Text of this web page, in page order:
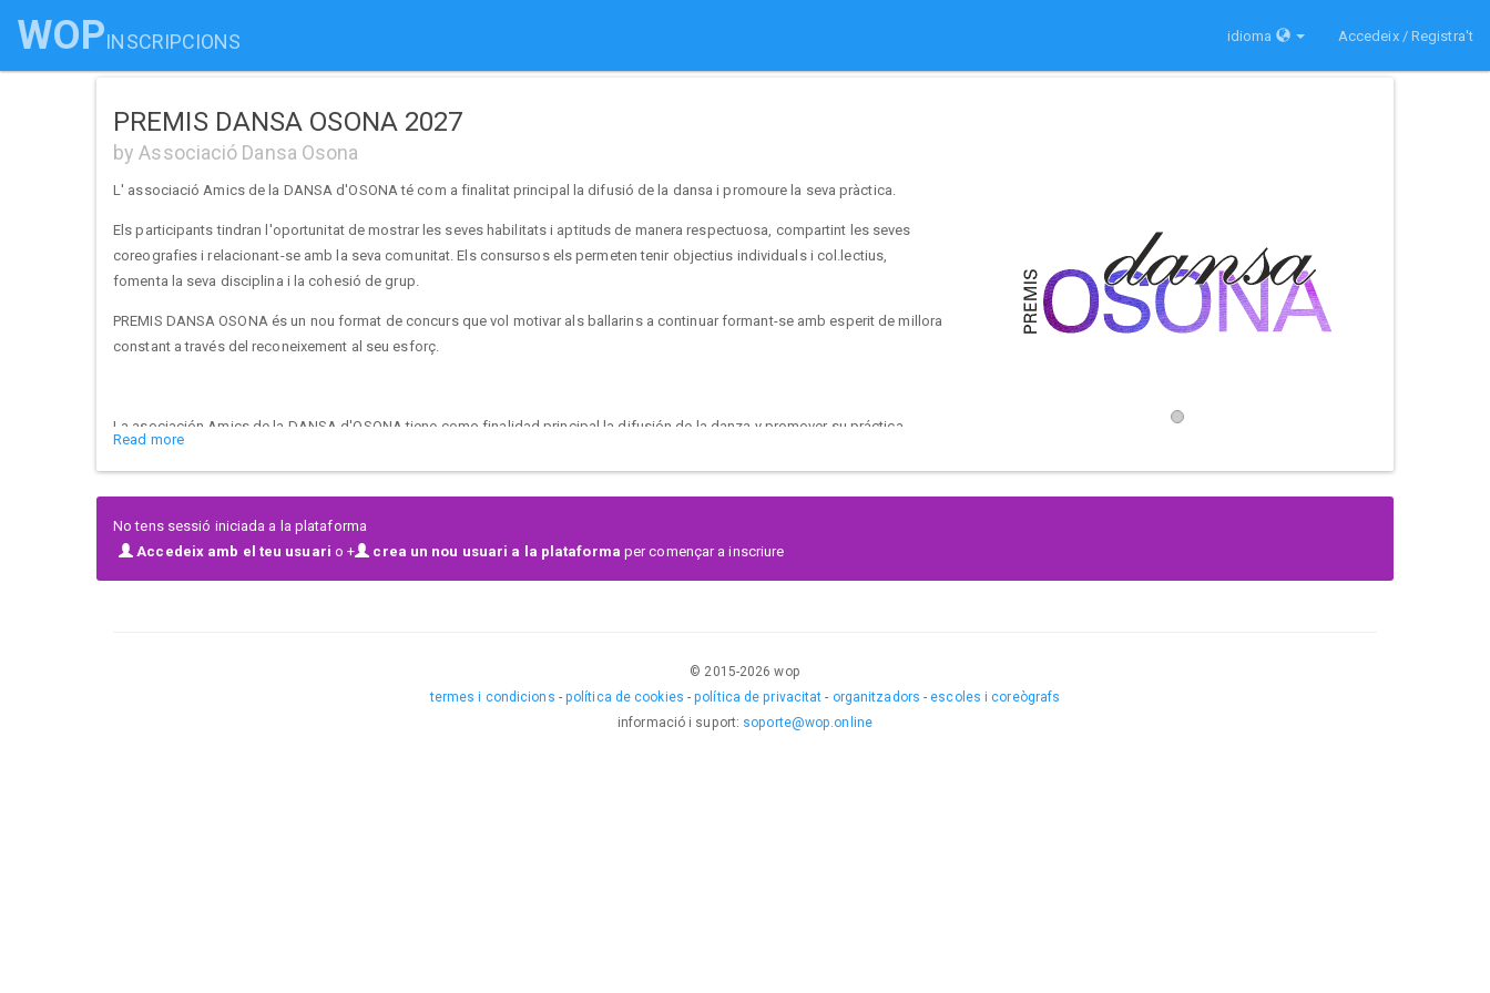
WOPINSCRIPCIONS idioma Accedeix / Registra't
PREMIS DANSA OSONA 2027
by Associació Dansa Osona
L' associació Amics de la DANSA d'OSONA té com a finalitat principal la difusió de la dansa i promoure la seva pràctica.
Els participants tindran l'oportunitat de mostrar les seves habilitats i aptituds de manera respectuosa, compartint les seves
coreografies i relacionant-se amb la seva comunitat. Els consursos els permeten tenir objectius individuals i col.lectius,
fomenta la seva disciplina i la cohesió de grup.
PREMIS DANSA OSONA és un nou format de concurs que vol motivar als ballarins a continuar formant-se amb esperit de millora
constant a través del reconeixement al seu esforç.
La asociación Amics de la DANSA d'OSONA tiene como finalidad principal la difusión de la danza y promover su práctica.
fomenta su disciplina y la cohesión de grupo.
PREMIS DANSA OSONA es un nuevo formato de concurso que quiere motivar los bailarines a continuar formándose con
espíritu de mejora constante a través del reconocimiento a su esfuerzo.
Read more
No tens sessió iniciada a la plataforma
Accedeix amb el teu usuari o + crea un nou usuari a la plataforma per començar a inscriure
© 2015-2026 wop
termes i condicions - política de cookies -política de privacitat - organitzadors - escoles i coreògrafs
informació i suport: soporte@wop.online